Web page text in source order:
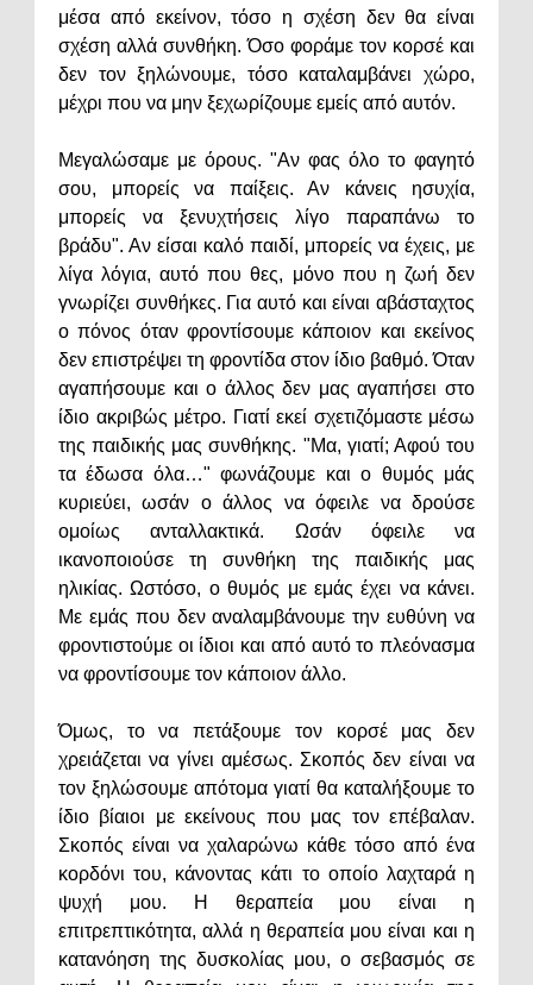
μέσα από εκείνον, τόσο η σχέση δεν θα είναι
σχέση αλλά συνθήκη. Όσο φοράμε τον κορσέ και
δεν τον ξηλώνουμε, τόσο καταλαμβάνει χώρο,
μέχρι που να μην ξεχωρίζουμε εμείς από αυτόν.
Μεγαλώσαμε με όρους. "Αν φας όλο το φαγητό
σου, μπορείς να παίξεις. Αν κάνεις ησυχία,
μπορείς να ξενυχτήσεις λίγο παραπάνω το
βράδυ". Αν είσαι καλό παιδί, μπορείς να έχεις, με
λίγα λόγια, αυτό που θες, μόνο που η ζωή δεν
γνωρίζει συνθήκες. Για αυτό και είναι αβάσταχτος
ο πόνος όταν φροντίσουμε κάποιον και εκείνος
δεν επιστρέψει τη φροντίδα στον ίδιο βαθμό. Όταν
αγαπήσουμε και ο άλλος δεν μας αγαπήσει στο
ίδιο ακριβώς μέτρο. Γιατί εκεί σχετιζόμαστε μέσω
της παιδικής μας συνθήκης. "Μα, γιατί; Αφού του
τα έδωσα όλα…" φωνάζουμε και ο θυμός μάς
κυριεύει, ωσάν ο άλλος να όφειλε να δρούσε
ομοίως ανταλλακτικά. Ωσάν όφειλε να
ικανοποιούσε τη συνθήκη της παιδικής μας
ηλικίας. Ωστόσο, ο θυμός με εμάς έχει να κάνει.
Με εμάς που δεν αναλαμβάνουμε την ευθύνη να
φροντιστούμε οι ίδιοι και από αυτό το πλεόνασμα
να φροντίσουμε τον κάποιον άλλο.
Όμως, το να πετάξουμε τον κορσέ μας δεν
χρειάζεται να γίνει αμέσως. Σκοπός δεν είναι να
τον ξηλώσουμε απότομα γιατί θα καταλήξουμε το
ίδιο βίαιοι με εκείνους που μας τον επέβαλαν.
Σκοπός είναι να χαλαρώνω κάθε τόσο από ένα
κορδόνι του, κάνοντας κάτι το οποίο λαχταρά η
ψυχή μου. Η θεραπεία μου είναι η
επιτρεπτικότητα, αλλά η θεραπεία μου είναι και η
κατανόηση της δυσκολίας μου, ο σεβασμός σε